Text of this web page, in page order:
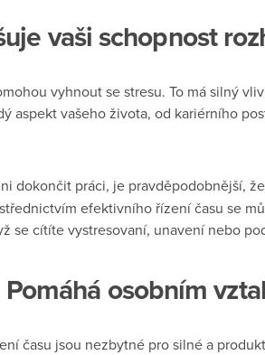
vaši schopnost
vyhnout se stresu. To má silný
aspekt vašeho života, od kariérního
dokončit práci, je pravděpodobnější,
efektivního řízení času se
se cítíte vystresovaní, unavení nebo
Pomáhá osobním
času jsou nezbytné pro silné a